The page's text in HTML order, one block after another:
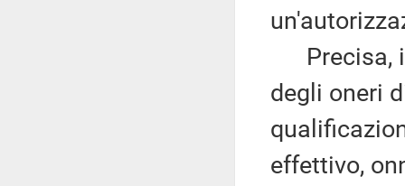
Precisa,
degli oneri
effettivo,